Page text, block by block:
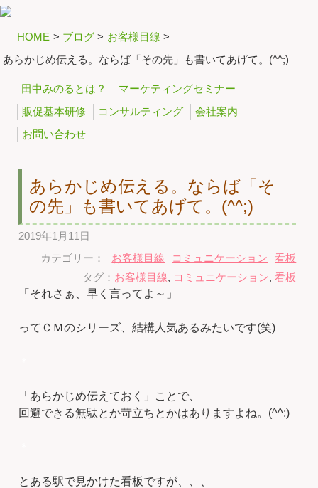
HOME > ブログ > お客様目線 >
あらかじめ伝える。ならば「その先」も書いてあげて。(^^;)
田中みのるとは？
マーケティングセミナー
販促基本研修
コンサルティング
会社案内
お問い合わせ
あらかじめ伝える。ならば「そ
の先」も書いてあげて。(^^;)
2019年1月11日
カテゴリー：
お客様目線 コミュニケーション
看板
タグ： お客様目線, コミュニケーション,看板
「それさぁ、早く言ってよ～」
ってＣＭのシリーズ、結構人気あるみたいです(笑)
「あらかじめ伝えておく」ことで、
回避できる無駄とか苛立ちとかはありますよね。(^^;)
とある駅で見かけた看板ですが、、、